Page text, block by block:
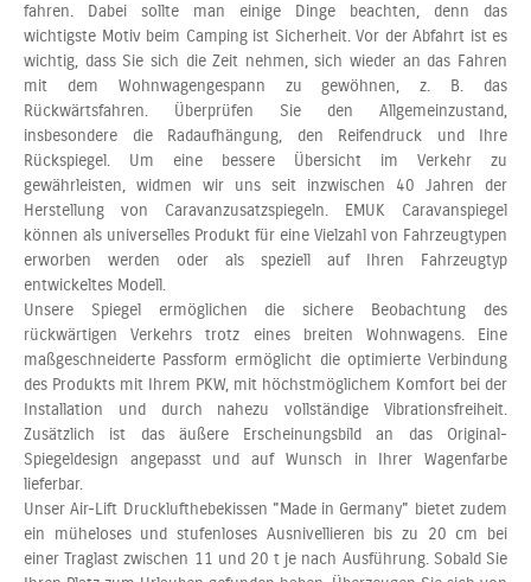
fahren. Dabei sollte man einige Dinge beachten, denn das
wichtigste Motiv beim Camping ist Sicherheit. Vor der Abfahrt ist es
wichtig, dass Sie sich die Zeit nehmen, sich wieder an das Fahren
mit dem Wohnwagengespann zu gewöhnen, z. B. das
Rückwärtsfahren. Überprüfen Sie den Allgemeinzustand,
insbesondere die Radaufhängung, den Reifendruck und Ihre
Rückspiegel. Um eine bessere Übersicht im Verkehr zu
gewährleisten, widmen wir uns seit inzwischen 40 Jahren der
Herstellung von Caravanzusatzspiegeln. EMUK Caravanspiegel
können als universelles Produkt für eine Vielzahl von Fahrzeugtypen
erworben werden oder als speziell auf Ihren Fahrzeugtyp
entwickeltes Modell.
Unsere Spiegel ermöglichen die sichere Beobachtung des
rückwärtigen Verkehrs trotz eines breiten Wohnwagens. Eine
maßgeschneiderte Passform ermöglicht die optimierte Verbindung
des Produkts mit Ihrem PKW, mit höchstmöglichem Komfort bei der
Installation und durch nahezu vollständige Vibrationsfreiheit.
Zusätzlich ist das äußere Erscheinungsbild an das Original-
Spiegeldesign angepasst und auf Wunsch in Ihrer Wagenfarbe
lieferbar.
Unser Air-Lift Drucklufthebekissen "Made in Germany" bietet zudem
ein müheloses und stufenloses Ausnivellieren bis zu 20 cm bei
einer Traglast zwischen 11 und 20 t je nach Ausführung. Sobald Sie